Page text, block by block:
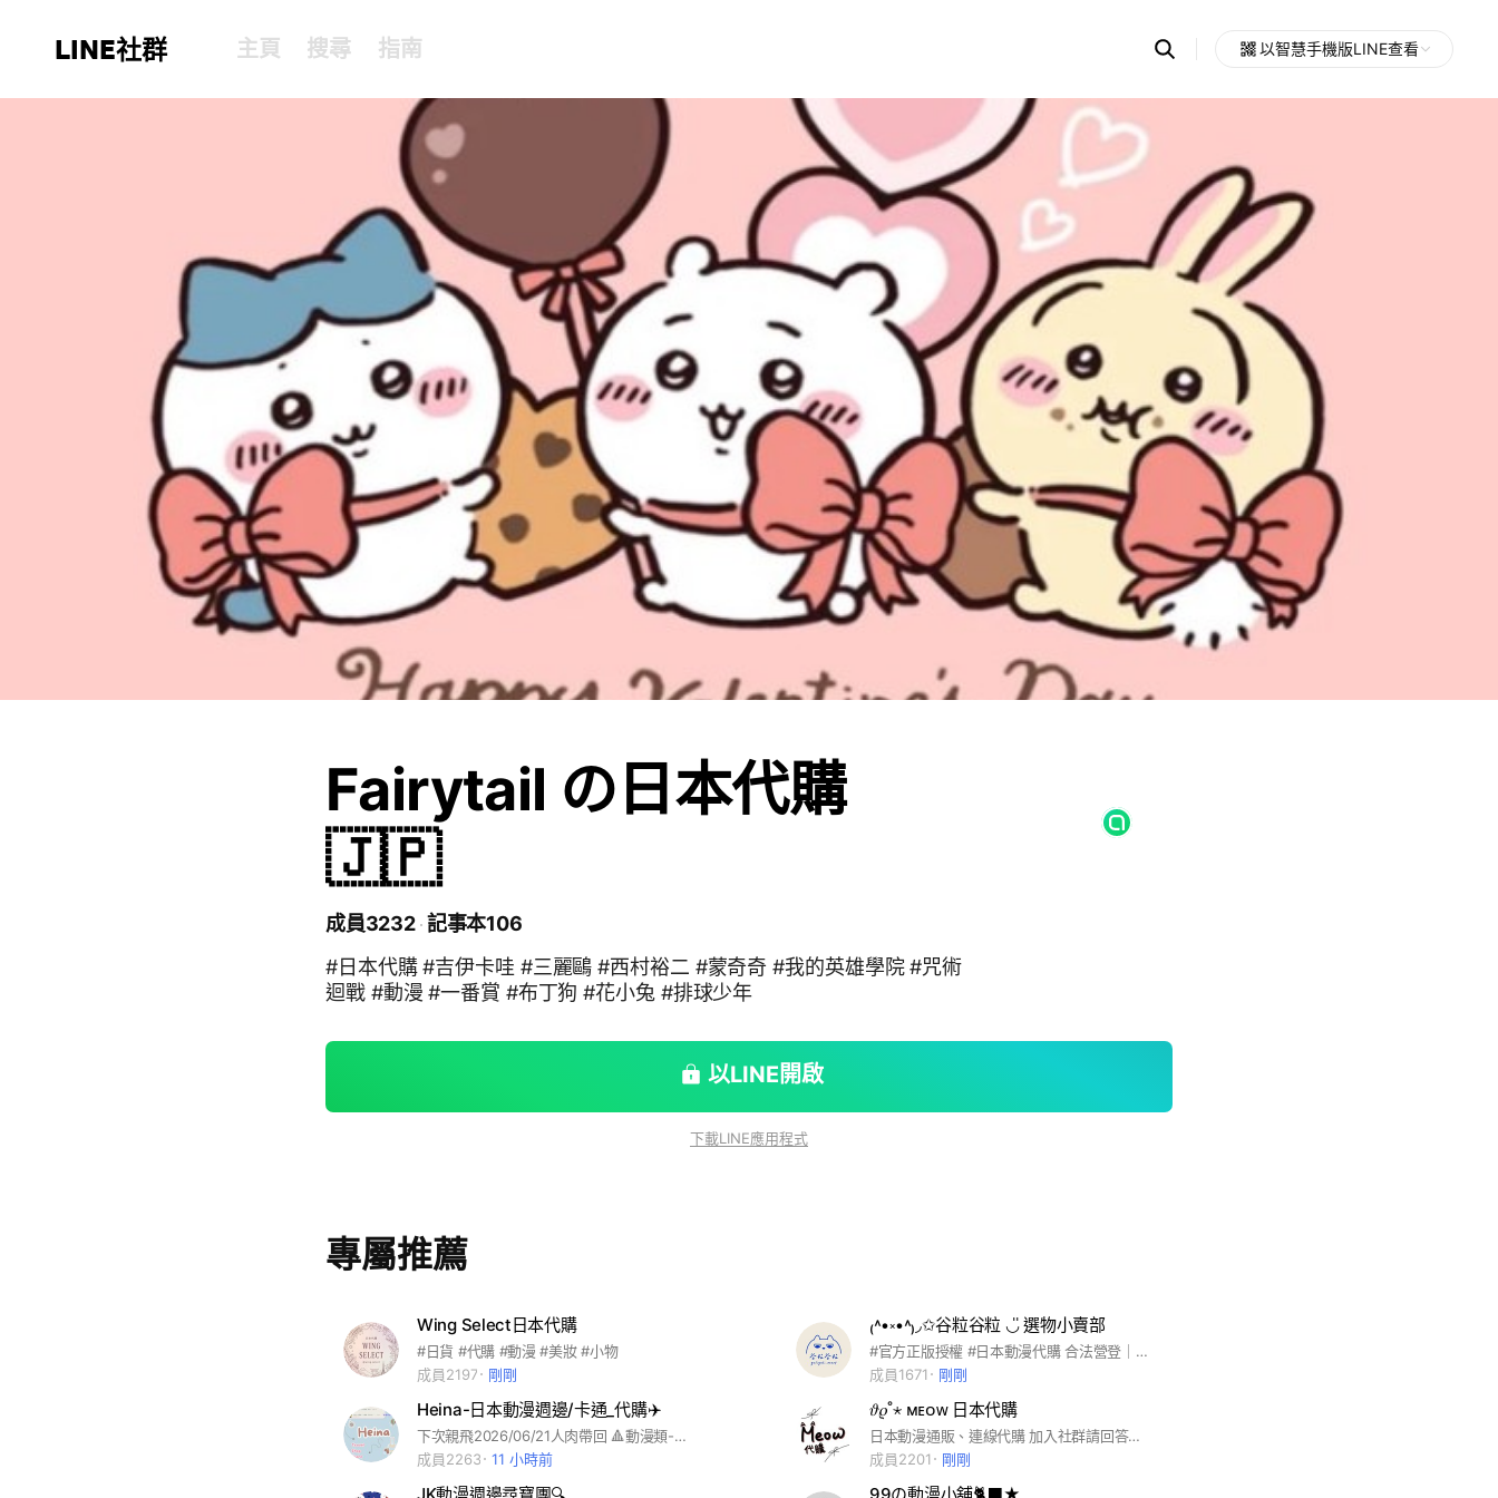
LINE社群 主頁 搜尋 指南 Search
OpenChats
messages
search
以智慧手機版LINE查看
Fairytail の日本代購
🇯🇵
成員3232 記事本106
#日本代購 #吉伊卡哇 #三麗鷗 #西村裕二 #蒙奇奇 #我的英雄學院 #咒術
迴戰 #動漫 #一番賞 #布丁狗 #花小兔 #排球少年
以LINE開啟
下載LINE應用程式
專屬推薦
Wing Select日本代購
#日貨 #代購 #動漫 #美妝 #小物
成員2197
剛剛
₍˄•༝•˄₎◞✩︎谷粒谷粒 ◡̎ 選物小賣部
#官方正版授權 #日本動漫代購 合法營登｜統編：61145881 ✔️商品皆已全含免二補
成員1671
剛剛
Heina-日本動漫週邊/卡通_代購✈️
下次親飛2026/06/21人肉帶回 🔺動漫類-> 請選『動漫區』聊天室 都歡迎許願
成員2263
11 小時前
𝜗𝜚˚⋆ ᴍᴇᴏᴡ 日本代購
日本動漫通販、連線代購 加入社群請回答問題 #代購 #日本動漫代購 #日本動漫 #動漫周邊
成員2201
剛剛